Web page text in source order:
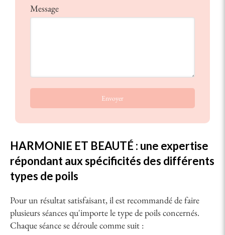
Message
Envoyer
HARMONIE ET BEAUTÉ : une expertise
répondant aux spécificités des différents
types de poils
Pour un résultat satisfaisant, il est recommandé de faire
plusieurs séances qu'importe le type de poils concernés.
Chaque séance se déroule comme suit :